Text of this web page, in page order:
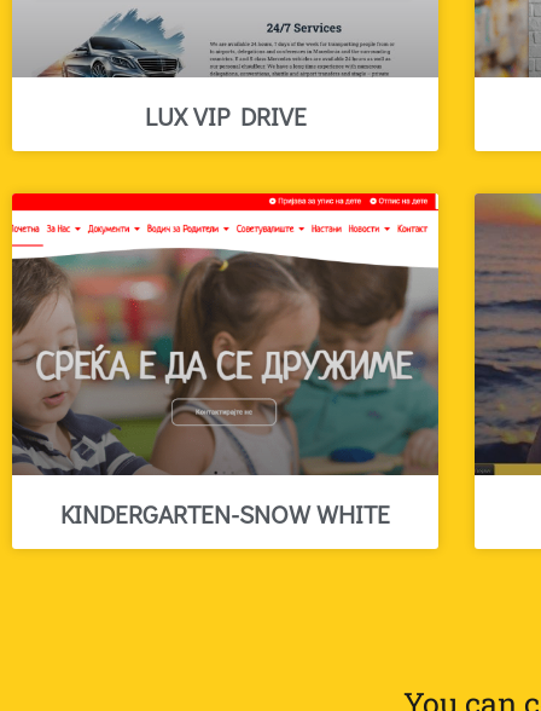
LUX VIP DRIVE
KINDERGARTEN-SNOW WHITE